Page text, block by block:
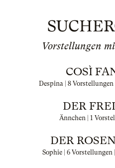
Vorstellungen
COSÌ
Despina | 8 Vorstellungen |
DER
Ännchen | 1
DER
Sophie | 6 Vorstellungen |